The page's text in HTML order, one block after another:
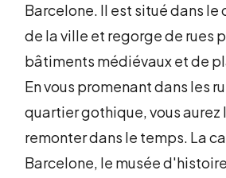
Barcelone. Il est situé dans
de la ville et regorge de rues
bâtiments médiévaux et de
En vous promenant dans les
quartier gothique, vous
remonter dans le temps. La
Barcelone, le musée